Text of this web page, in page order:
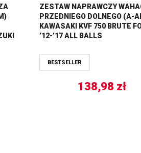
ZESTAW NAPRAWCZY
PRZEDNIEGO DOLNEGO (A-
KAWASAKI KVF 750 BRUTE
’12-’17 ALL BALLS
BESTSELLER
138,98 zł